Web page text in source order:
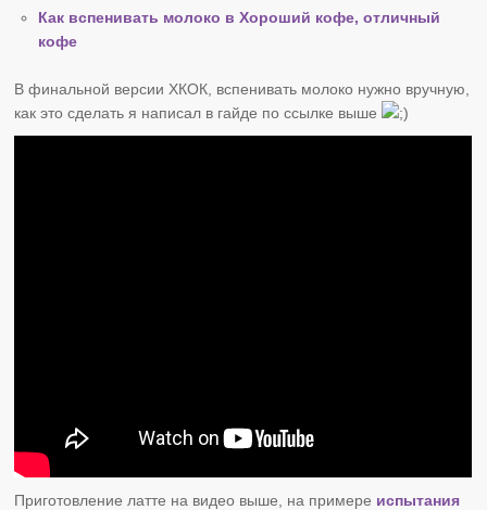
Как вспенивать молоко в Хороший кофе, отличный
кофе
В финальной версии ХКОК, вспенивать молоко нужно вручную,
как это сделать я написал в гайде по ссылке выше
Приготовление латте на видео выше, на примере испытания